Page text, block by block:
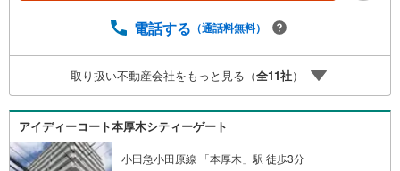
加入できる無料の生命保険】【13年間もらえる、国からの
後から始まる【住宅ローン返済】65歳以上から必要になる
【老後の費用負担】住宅探しの【このタイミング】で不安
な部分を明確にしていきませんか？？ --------------
電話する （通話料無料）
取り扱い不動産会社をもっと見る（全11社）
アイディーコート本厚木シティーゲート
小田急小田原線 「本厚木」駅 徒歩3分